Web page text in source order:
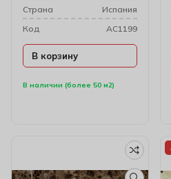
В наличии (более 50 м2)
Cтрана
Испания
Код
AC1199
В корзину